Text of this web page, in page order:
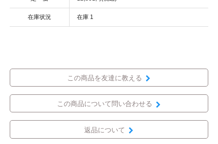
在庫状況 在庫 1
この商品を友達に教える
この商品について問い合わせる
返品について